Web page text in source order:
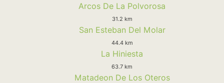
Arcos De La Polvorosa
31.2 km
San Esteban Del Molar
44.4 km
La Hiniesta
63.7 km
Matadeon De Los Oteros